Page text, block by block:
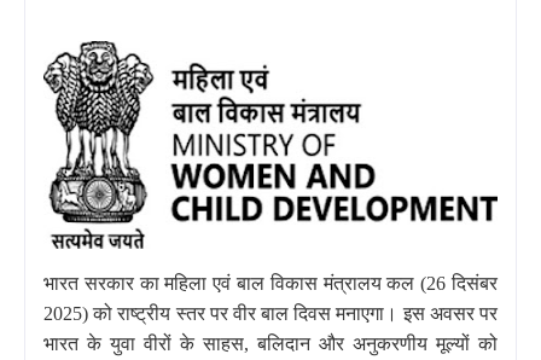
भारत सरकार का महिला एवं बाल विकास मंत्रालय कल (26 दिसंबर
2025) को राष्ट्रीय स्तर पर वीर बाल दिवस मनाएगा। इस अवसर पर
भारत के युवा वीरों के साहस, बलिदान और अनुकरणीय मूल्यों को